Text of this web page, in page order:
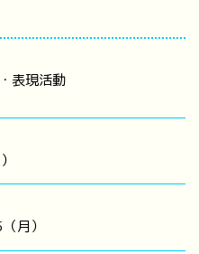
表現活動
月）